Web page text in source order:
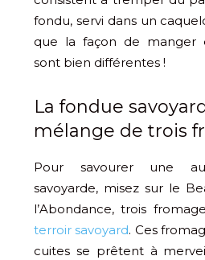
fondu, servi dans un
que la façon de manger
sont bien différentes !
La fondue
mélange de trois
Pour savourer une
savoyarde, misez sur le
l’Abondance, trois
terroir savoyard. Ces
cuites se prêtent à